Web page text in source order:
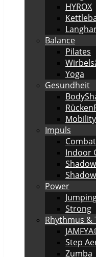
HYROX
Balance
Pilates
Yoga
Gesundheit
Mobility
Impuls
Indoor
Power
Strong
Rhythmus &
Step
Zumba